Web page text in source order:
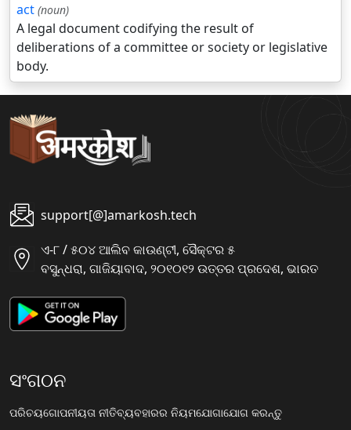
act (noun)
A legal document codifying the result of
deliberations of a committee or society or legislative
body.
support[@]amarkosh.tech
ଏ-୮ / ୫୦୪ ଆଲିବ କାଉଣ୍ଟୀ, ସୈକ୍ଟର ୫
ବସୁନ୍ଧରା, ଗାଜିୟାବାଦ, ୨୦୧୦୧୨ ଉତ୍ତର ପ୍ରଦେଶ, ଭାରତ
ସଂଗଠନ
ପରିଚୟଗୋପନୀୟତା ନୀତିବ୍ୟବହାରର ନିୟମଯୋଗାଯୋଗ କରନ୍ତୁ